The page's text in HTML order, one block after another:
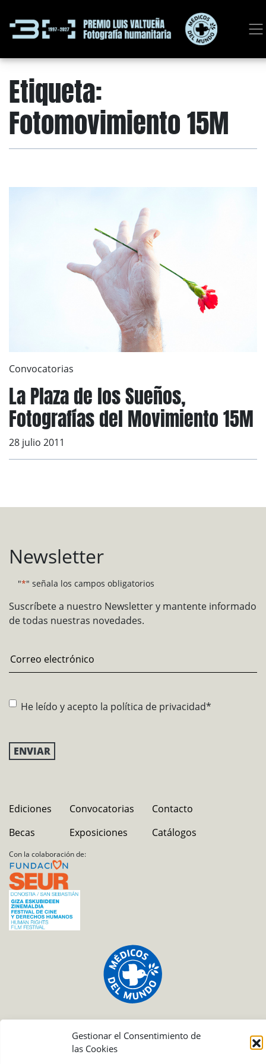
Gestionar el Consentimiento de
las Cookies
Etiqueta:
Fotomovimiento 15M
Convocatorias
La Plaza de los Sueños,
Fotografías del Movimiento 15M
28 julio 2011
Newsletter
"*" señala los campos obligatorios
Suscríbete a nuestro Newsletter y mantente informado
de todas nuestras novedades.
Email*
Consentimiento*
He leído y acepto la política de privacidad*
Ediciones
Becas
Convocatorias
Exposiciones
Contacto
Catálogos
Con la colaboración de: